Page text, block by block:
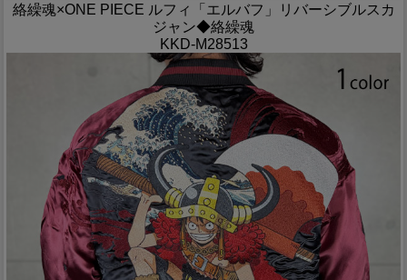
絡繰魂×ONE PIECE ルフィ「エルバフ」リバーシブルスカ
ジャン◆絡繰魂
KKD-M28513